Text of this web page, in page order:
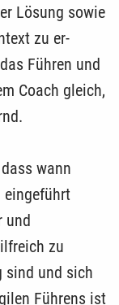
Lösung sowie
zu er­
Führen und
Coach gleich,
wann
eingeführt
und
zu
sind und sich
Führens ist